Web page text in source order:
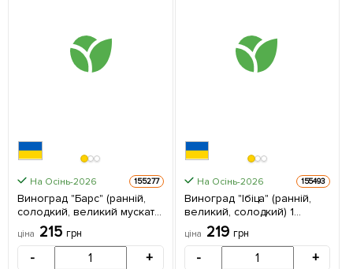
На Осінь-2026 155277
Виноград "Барс" (ранній,
солодкий, великий мускат)
1 саджанець в упаковці
ціна 215 грн
- +
На Осінь-2026 155493
Виноград "Ібіца" (ранній,
великий, солодкий) 1
саджанець в упаковці
ціна 219 грн
- +